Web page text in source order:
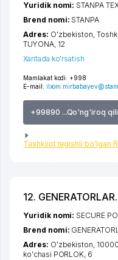
Mamlakat kodi: +998
E-mail:
+99890 ...Qo'ng'iroq
Tashkilot tegishli bo'lgan
Yuridik nomi: STANPA
Brend nomi: STANPA
Adres: O'zbekiston,
TUYONA, 12
Xaritada ko'rsatish
12.
Yuridik nomi: SECURE
Brend nomi:
Adres: O'zbekiston,
ko'chasi PORLOK, 6